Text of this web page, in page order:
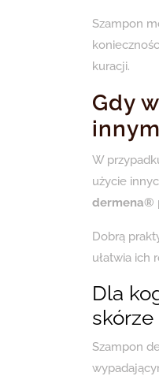
Szampon
kuracji.
Gdy
W
użycie
dermena®
Dobrą
ułatwia ich
Dla
Szampon